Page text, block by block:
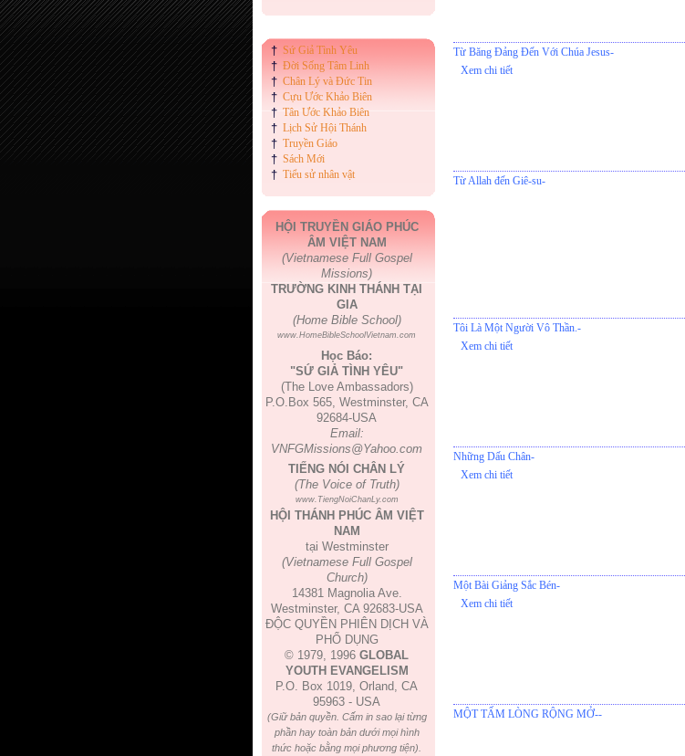
† Sứ Giả Tình Yêu
† Đời Sống Tâm Linh
† Chân Lý và Đức Tin
† Cựu Ước Khảo Biên
† Tân Ước Khảo Biên
† Lịch Sử Hội Thánh
† Truyền Giáo
† Sách Mới
† Tiểu sử nhân vật
HỘI TRUYỀN GIÁO PHÚC
ÂM VIỆT NAM
(Vietnamese Full Gospel
Missions)
TRƯỜNG KINH THÁNH TẠI
GIA
(Home Bible School)
www.HomeBibleSchoolVietnam.com
Học Báo:
"SỨ GIẢ TÌNH YÊU"
(The Love Ambassadors)
P.O.Box 565, Westminster, CA
92684-USA
Email:
VNFGMissions@Yahoo.com
TIẾNG NÓI CHÂN LÝ
(The Voice of Truth)
www.TiengNoiChanLy.com
HỘI THÁNH PHÚC ÂM VIỆT
NAM
tại Westminster
(Vietnamese Full Gospel
Church)
14381 Magnolia Ave.
Westminster, CA 92683-USA
ĐỘC QUYỀN PHIÊN DỊCH VÀ
PHỔ DỤNG
© 1979, 1996 GLOBAL
YOUTH EVANGELISM
P.O. Box 1019, Orland, CA
95963 - USA
(Giữ bản quyền. Cấm in sao lại từng
phần hay toàn bản dưới mọi hình
thức hoặc bằng mọi phương tiện).
Từ Băng Đảng Đến Với Chúa Jesus-
Xem chi tiết
Từ Allah đến Giê-su-
Tôi Là Một Người Vô Thần.-
Xem chi tiết
Những Dấu Chân-
Xem chi tiết
Một Bài Giảng Sắc Bén-
Xem chi tiết
MỘT TẤM LÒNG RỘNG MỞ--